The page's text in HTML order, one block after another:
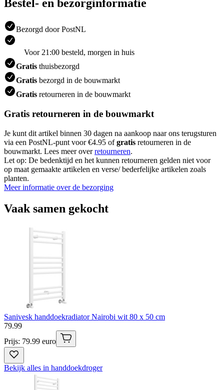
Bestel- en bezorginformatie
Bezorgd door PostNL
Voor 21:00 besteld, morgen in huis
Gratis thuisbezorgd
Gratis bezorgd in de bouwmarkt
Gratis retourneren in de bouwmarkt
Gratis retourneren in de bouwmarkt
Je kunt dit artikel binnen 30 dagen na aankoop naar ons terugsturen
via een PostNL-punt voor €4.95 ofgratis retourneren in de
bouwmarkt. Lees meer overretourneren.
Let op: De bedenktijd en het kunnen retourneren gelden niet voor
op maat gemaakte artikelen en verse/ bederfelijke artikelen zoals
planten.
Meer informatie over de bezorging
Vaak samen gekocht
Sanivesk handdoekradiator Nairobi wit 80 x 50 cm
79.99
Prijs: 79.99 euro
Bekijk alles in handdoekdroger